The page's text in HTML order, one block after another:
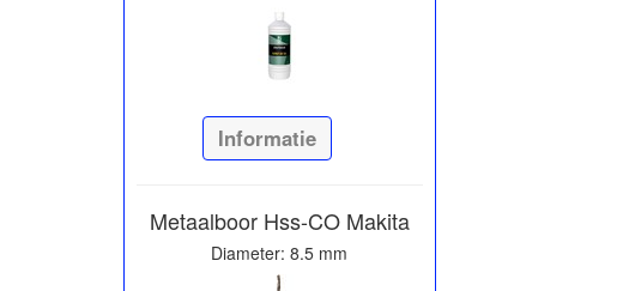
Informatie
Metaalboor Hss-CO Makita
Diameter: 8.5 mm